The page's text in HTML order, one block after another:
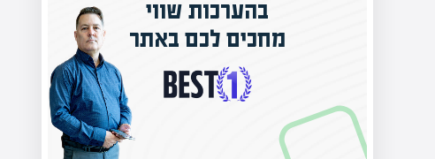
המרצים המובילים
מחכים לכם באפיק
הקריירה החדשה שלך מעבר לפינה!